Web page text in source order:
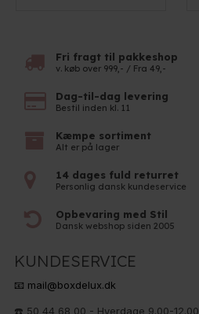
Fri fragt til pakkeshop
v. køb over 999,- / Fra 49,-
Dag-til-dag levering
Bestil inden kl. 11
Kæmpe sortiment
Alt er på lager
14 dages fuld returret
Personlig dansk kundeservice
Opbevaring med Stil
Dansk webshop siden 2005
KUNDESERVICE
📧 mail@boxdelux.dk
☎️ 50 44 68 00 - Hverdage 9.00-12.00